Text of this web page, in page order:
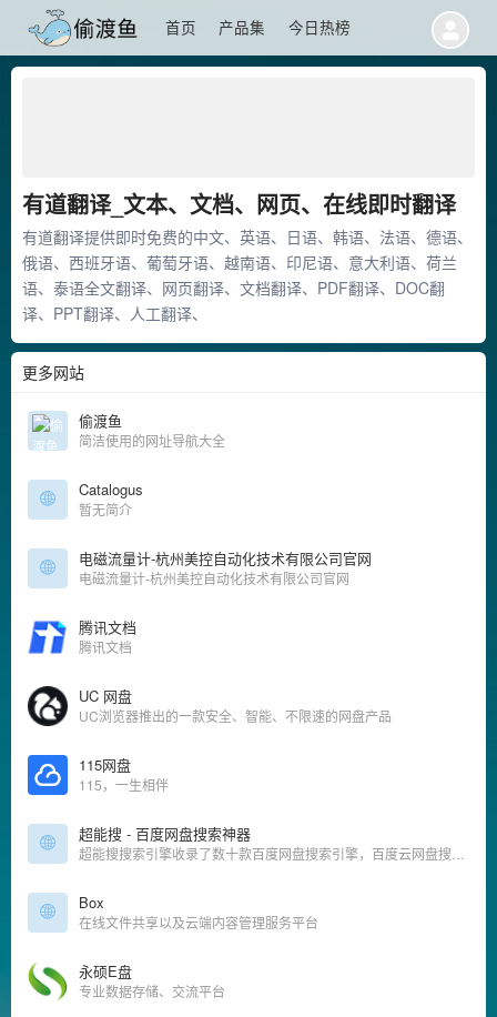
首页 产品集 今日热榜
有道翻译_文本、文档、网页、在线即时翻译
有道翻译提供即时免费的中文、英语、日语、韩语、法语、德语、
俄语、西班牙语、葡萄牙语、越南语、印尼语、意大利语、荷兰
语、泰语全文翻译、网页翻译、文档翻译、PDF翻译、DOC翻
译、PPT翻译、人工翻译、
更多网站
偷渡鱼
简洁使用的网址导航大全
Catalogus
暂无简介
电磁流量计-杭州美控自动化技术有限公司官网
电磁流量计-杭州美控自动化技术有限公司官网
腾讯文档
腾讯文档
UC 网盘
UC浏览器推出的一款安全、智能、不限速的网盘产品
115网盘
115，一生相伴
超能搜 - 百度网盘搜索神器
Box
在线文件共享以及云端内容管理服务平台
永硕E盘
专业数据存储、交流平台